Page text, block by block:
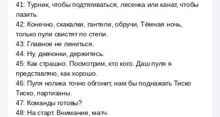
41: Турник, чтобы подтягиваться, лесенка или канат, чтобы
лазить.
42: Конечно, скакалки, гантели, обручи, Тёмная ночь,
только пули свистят по степи.
43: Главное не лениться.
44: Ну, девчонки, держитесь.
45: Как страшно. Посмотрим, кто кого. Даш пуля я
представляю, как хорошо.
46: Пуля нолика точно обгонит, нам бы поднажать Тиско
Тиско, партизаны.
47: Команды готовы?
48: На старт. Внимание, матч.